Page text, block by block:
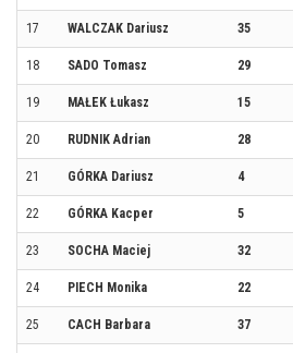
17 WALCZAK Dariusz 35
18 SADO Tomasz 29
19 MAŁEK Łukasz 15
20 RUDNIK Adrian 28
21 GÓRKA Dariusz 4
22 GÓRKA Kacper 5
23 SOCHA Maciej 32
24 PIECH Monika 22
25 CACH Barbara 37